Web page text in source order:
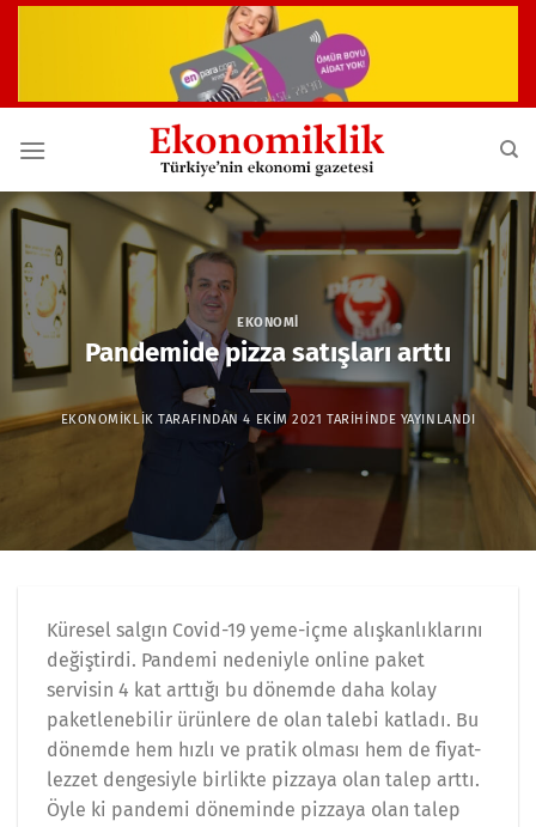
EKONOMI
Pandemide pizza satışları arttı
EKONOMIKLIK TARAFINDAN 4 EKIM 2021 TARIHINDE YAYINLANDI
Küresel salgın Covid-19 yeme-içme alışkanlıklarını
değiştirdi. Pandemi nedeniyle online paket
servisin 4 kat arttığı bu dönemde daha kolay
paketlenebilir ürünlere de olan talebi katladı. Bu
dönemde hem hızlı ve pratik olması hem de fiyat-
lezzet dengesiyle birlikte pizzaya olan talep arttı.
Öyle ki pandemi döneminde pizzaya olan talep